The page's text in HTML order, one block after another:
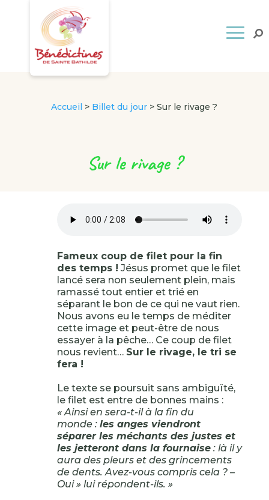
Accueil > Billet du jour >Sur le rivage ?
Sur le rivage ?
Fameux coup de filet pour la fin
des temps ! Jésus promet que le filet
lancé sera non seulement plein, mais
ramassé tout entier et trié en
séparant le bon de ce qui ne vaut rien.
Nous avons eu le temps de méditer
cette image et peut-être de nous
essayer à la pêche… Ce coup de filet
nous revient… Sur le rivage, le tri se
fera !
Le texte se poursuit sans ambiguïté,
le filet est entre de bonnes mains :
« Ainsi en sera-t-il à la fin du
monde : les anges viendront
séparer les méchants des justes et
les jetteront dans la fournaise: là il y
aura des pleurs et des grincements
de dents. Avez-vous compris cela ? –
Oui » lui répondent-ils. »